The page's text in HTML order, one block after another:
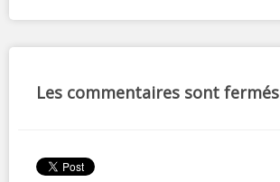
Les commentaires sont fermés